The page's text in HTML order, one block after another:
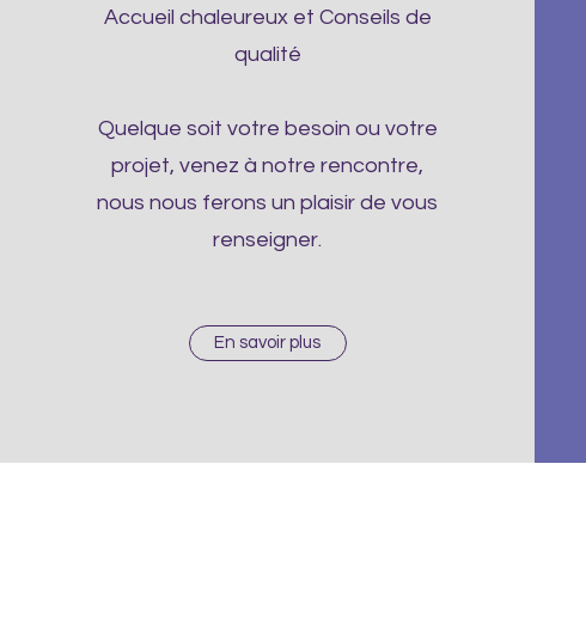
Accueil chaleureux et Conseils de
qualité
Quelque soit votre besoin ou votre
projet, venez à notre rencontre,
nous nous ferons un plaisir de vous
renseigner.
En savoir plus